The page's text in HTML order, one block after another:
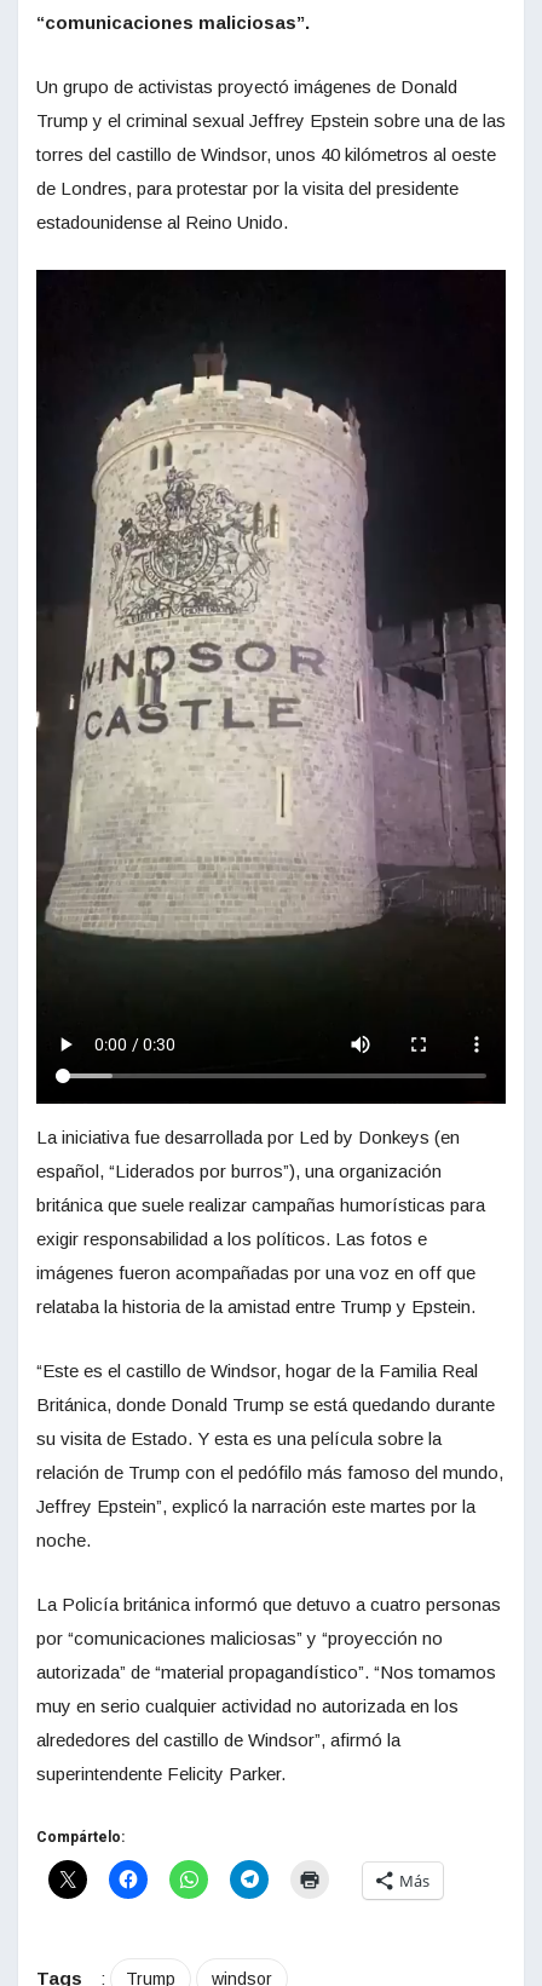
“comunicaciones maliciosas”.
Un grupo de activistas proyectó imágenes de Donald
Trump y el criminal sexual Jeffrey Epstein sobre una de las
torres del castillo de Windsor, unos 40 kilómetros al oeste
de Londres, para protestar por la visita del presidente
estadounidense al Reino Unido.
La iniciativa fue desarrollada por Led by Donkeys (en
español, “Liderados por burros”), una organización
británica que suele realizar campañas humorísticas para
exigir responsabilidad a los políticos. Las fotos e
imágenes fueron acompañadas por una voz en off que
relataba la historia de la amistad entre Trump y Epstein.
“Este es el castillo de Windsor, hogar de la Familia Real
Británica, donde Donald Trump se está quedando durante
su visita de Estado. Y esta es una película sobre la
relación de Trump con el pedófilo más famoso del mundo,
Jeffrey Epstein”, explicó la narración este martes por la
noche.
La Policía británica informó que detuvo a cuatro personas
por “comunicaciones maliciosas” y “proyección no
autorizada” de “material propagandístico”. “Nos tomamos
muy en serio cualquier actividad no autorizada en los
alrededores del castillo de Windsor”, afirmó la
superintendente Felicity Parker.
Compártelo:
Más
Tags : Trump windsor